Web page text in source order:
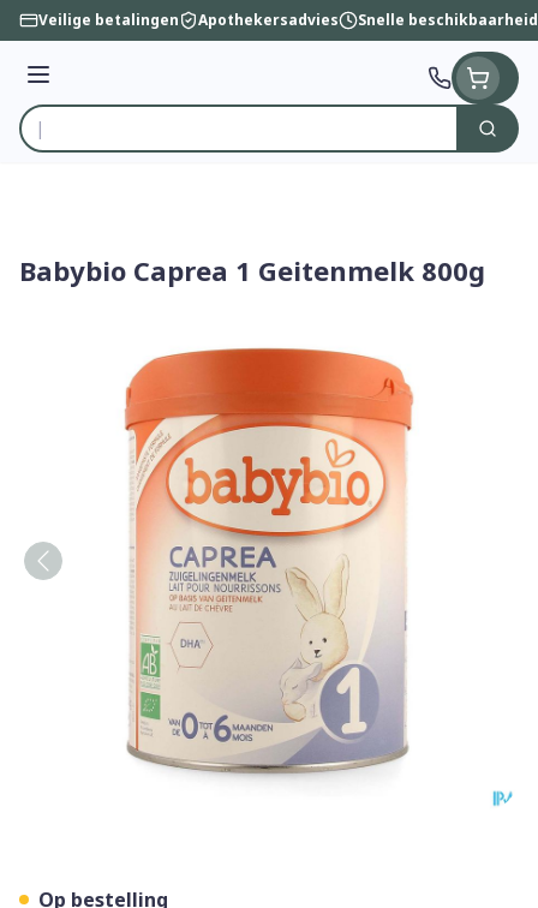
Ga naar de inhoud
Veilige betalingen Apothekersadvies Snelle beschikbaarheid
Menu
Product, merk, categorie...
Zoek
Babybio Caprea 1 Geitenmelk 800g
Op bestelling